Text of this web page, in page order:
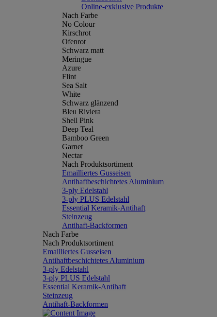
Online-exklusive Produkte
Nach Farbe
No Colour
Kirschrot
Ofenrot
Schwarz matt
Meringue
Azure
Flint
Sea Salt
White
Schwarz glänzend
Bleu Riviera
Shell Pink
Deep Teal
Bamboo Green
Garnet
Nectar
Nach Produktsortiment
Emailliertes Gusseisen
Antihaftbeschichtetes Aluminium
3-ply Edelstahl
3-ply PLUS Edelstahl
Essential Keramik-Antihaft
Steinzeug
Antihaft-Backformen
Nach Farbe
Nach Produktsortiment
Emailliertes Gusseisen
Antihaftbeschichtetes Aluminium
3-ply Edelstahl
3-ply PLUS Edelstahl
Essential Keramik-Antihaft
Steinzeug
Antihaft-Backformen